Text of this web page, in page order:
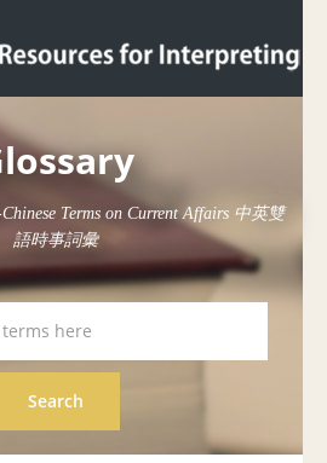
Terms on Current Affairs 中英雙
語時事詞彙